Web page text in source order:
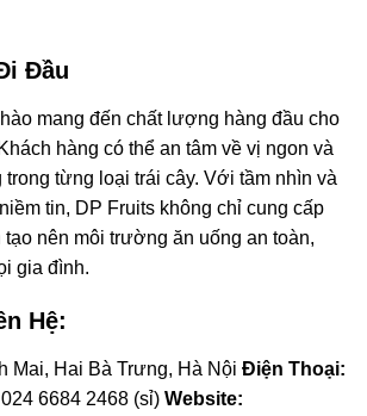
Đầu
mang đến chất lượng hàng đầu cho
hàng có thể an tâm về vị ngon và
từng loại trái cây. Với tầm nhìn và
tin, DP Fruits không chỉ cung cấp
tạo nên môi trường ăn uống an toàn,
gia đình.
Hệ:
Mai, Hai Bà Trưng, Hà Nội Điện Thoại:
6684 2468 (sỉ) Website: